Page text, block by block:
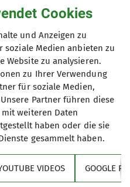
Cookies
und Anzeigen zu
Medien anbieten zu
Website zu analysieren.
zu Ihrer Verwendung
für soziale Medien,
Partner führen diese
weiteren Daten
haben oder die sie
gesammelt haben.
VIDEOS GOOGLE